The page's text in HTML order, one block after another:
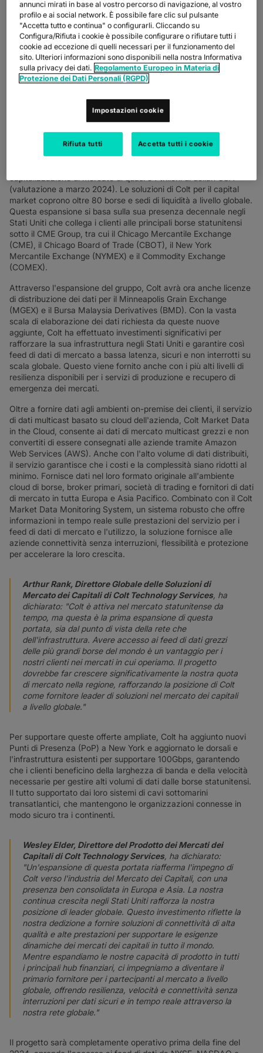
OLTRE 80 MERCATI
GLOBALI
12 novembre 2024 — Colt Technology Services, azienda
globale di infrastrutture digitali, ha annunciato oggi l'espansione
più grandi borse del mondo, ilNew York Stock Exchange
National Association of Securities Dealers
Automated Quotations (NASDAQ), insieme all'Options Price
Reporting Authority (OPRA), aumentando sostanzialmente il suo
portafoglio globale per questo settore.
capitalizzazione di mercato di quasi 54 trilioni di dollari USA
(valutazione a marzo 2024). Le soluzioni di Colt per il capital
market coprono oltre 80 borse e sedi di liquidità a livello globale.
Questa espansione si basa sulla sua presenza decennale negli
Stati Uniti che collega i clienti alle principali borse statunitensi
sotto il CME Group, tra cui il Chicago Mercantile Exchange
(CME), il Chicago Board of Trade (CBOT), il New York
Mercantile Exchange (NYMEX) e il Commodity Exchange
(COMEX).
Attraverso l'espansione del gruppo, Colt avrà ora anche licenze
di distribuzione dei dati per il Minneapolis Grain Exchange
(MGEX) e il Bursa Malaysia Derivatives (BMD). Con la vasta
scala di elaborazione dei dati richiesta da queste nuove
aggiunte, Colt ha effettuato investimenti significativi per
rafforzare la sua infrastruttura negli Stati Uniti e garantire così
feed di dati di mercato a bassa latenza, sicuri e non interrotti su
scala globale. Questo viene fornito anche con i più alti livelli di
resilienza disponibili per i servizi di produzione e recupero di
emergenza dei mercati.
Oltre a fornire dati agli ambienti on-premise dei clienti, il servizio
di dati multicast basato su cloud dell'azienda, Colt Market Data
in the Cloud, consente ai dati di mercato multicast grezzi e non
convertiti di essere consegnati alle aziende tramite Amazon
Web Services (AWS). Anche con l'alto volume di dati distribuiti,
il servizio garantisce che i costi e la complessità siano ridotti al
minimo. Fornisce dati nel loro formato originale all'ambiente
cloud di borse, broker primari, società di trading e fornitori di dati
di mercato in tutta Europa e Asia Pacifico. Combinato con il Colt
Market Data Monitoring System, un sistema robusto che offre
informazioni in tempo reale sulle prestazioni del servizio per i
feed di dati di mercato e l'utilizzo, la soluzione fornisce alle
aziende connettività senza interruzioni, flessibilità e protezione
per accelerare la loro crescita.
Arthur Rank, Direttore Globale delle Soluzioni di
Mercato dei Capitali di Colt Technology Services, ha
dichiarato: "Colt è attiva nel mercato statunitense da
tempo, ma questa è la prima espansione di questa
portata, sia dal punto di vista della rete che
dell'infrastruttura. Avere accesso ai feed di dati grezzi
delle più grandi borse del mondo è un vantaggio per i
nostri clienti nei mercati in cui operiamo. Il progetto
dovrebbe far crescere significativamente la nostra quota
di mercato nella regione, rafforzando la posizione di Colt
come fornitore leader di soluzioni nel mercato dei capitali
a livello globale."
Per supportare queste offerte ampliate, Colt ha aggiunto nuovi
Punti di Presenza (PoP) a New York e aggiornato le dorsali e
l'infrastruttura esistenti per supportare 100Gbps, garantendo
che i clienti beneficino della larghezza di banda e della velocità
necessarie per gestire alti volumi di dati dalle borse statunitensi.
Il tutto supportato dai loro sistemi di cavi sottomarini
transatlantici, che mantengono le organizzazioni connesse in
modo sicuro tra i continenti.
Wesley Elder, Direttore del Prodotto dei Mercati dei
Capitali di Colt Technology Services, ha dichiarato:
"Un'espansione di questa portata riafferma l'impegno di
Colt verso l'industria del Mercato dei Capitali, con una
presenza ben consolidata in Europa e Asia. La nostra
continua crescita negli Stati Uniti rafforza la nostra
posizione di leader globale. Questo investimento riflette la
nostra dedizione a fornire soluzioni di connettività di alta
qualità e alte prestazioni per supportare le esigenze
dinamiche dei mercati dei capitali in tutto il mondo.
Mentre espandiamo le nostre capacità di prodotto in tutti
i principali hub finanziari, ci impegniamo a diventare il
primario fornitore per i partecipanti al mercato a livello
globale, offrendo resilienza, velocità e connettività senza
interruzioni per dati sicuri e in tempo reale attraverso la
nostra rete globale."
Il progetto sarà completamente operativo prima della fine del
annunci mirati in base al vostro percorso di navigazione, al vostro
profilo e ai social network. È possibile fare clic sul pulsante
"Accetta tutto e continua" o configurarli. Cliccando su
Configura/Rifiuta i cookie è possibile configurare o rifiutare tutti i
cookie ad eccezione di quelli necessari per il funzionamento del
sito. Ulteriori informazioni sono disponibili nella nostra Informativa
sulla privacy dei dati. Regolamento Europeo in Materia di
Protezione dei Dati Personali (RGPD)
Impostazioni cookie
Rifiuta tutti Accetta tutti i cookie